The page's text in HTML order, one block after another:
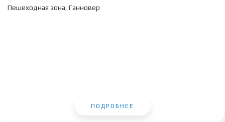
Пешеходная зона, Ганновер
ПОДРОБНЕЕ